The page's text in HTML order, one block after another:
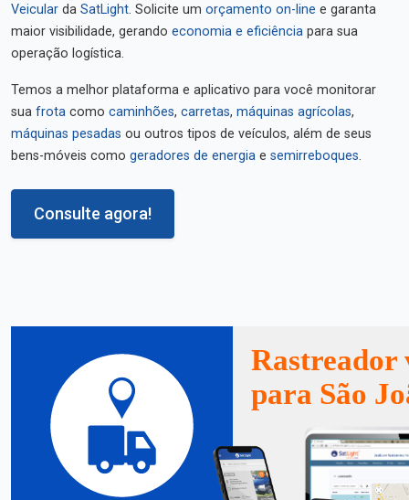
Veicular da SatLight. Solicite um orçamento on-line e garanta
maior visibilidade, gerando economia e eficiência para sua
operação logística.
Temos a melhor plataforma e aplicativo para você monitorar
sua frota como caminhões, carretas, máquinas agrícolas,
máquinas pesadas ou outros tipos de veículos, além de seus
bens-móveis como geradores de energia e semirreboques.
Consulte agora!
Rastreador
para São